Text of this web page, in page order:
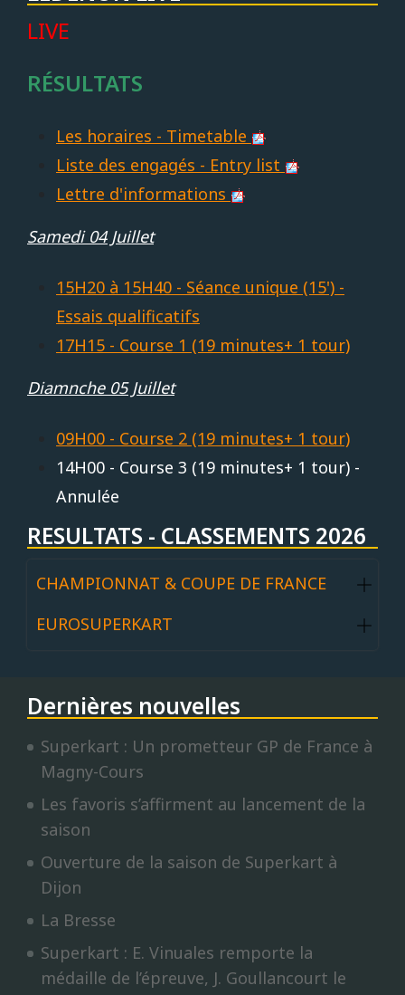
LIVE
RÉSULTATS
Les horaires - Timetable
Liste des engagés - Entry list
Lettre d'informations
Samedi 04 Juillet
15H20 à 15H40 - Séance unique (15') -
Essais qualificatifs
17H15 - Course 1 (19 minutes+ 1 tour)
Diamnche 05 Juillet
09H00 - Course 2 (19 minutes+ 1 tour)
14H00 - Course 3 (19 minutes+ 1 tour) -
Annulée
RESULTATS - CLASSEMENTS 2026
CHAMPIONNAT & COUPE DE FRANCE
EUROSUPERKART
Dernières nouvelles
Superkart : Un prometteur GP de France à
Magny-Cours
Les favoris s’affirment au lancement de la
saison
Ouverture de la saison de Superkart à
Dijon
La Bresse
Superkart : E. Vinuales remporte la
médaille de l’épreuve, J. Goullancourt le